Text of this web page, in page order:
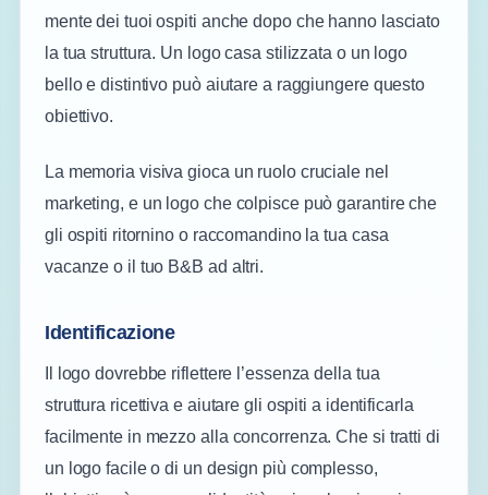
mente dei tuoi ospiti anche dopo che hanno lasciato
la tua struttura. Un logo casa stilizzata o un logo
bello e distintivo può aiutare a raggiungere questo
obiettivo.
La memoria visiva gioca un ruolo cruciale nel
marketing, e un logo che colpisce può garantire che
gli ospiti ritornino o raccomandino la tua casa
vacanze o il tuo B&B ad altri.
Identificazione
Il logo dovrebbe riflettere l’essenza della tua
struttura ricettiva e aiutare gli ospiti a identificarla
facilmente in mezzo alla concorrenza. Che si tratti di
un logo facile o di un design più complesso,